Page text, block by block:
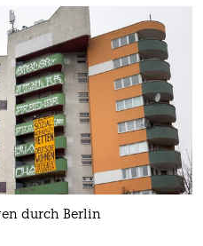
durch Berlin